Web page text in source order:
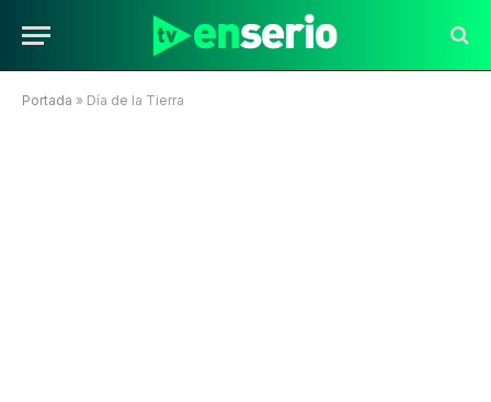
Portada » Día de la Tierra